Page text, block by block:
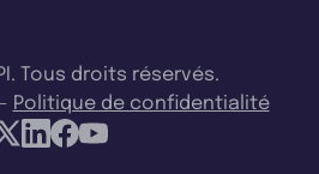
Tous droits réservés.
- Politique de confidentialité